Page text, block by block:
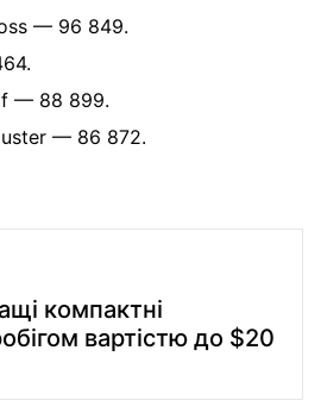
— 96 849.
— 88 899.
— 86 872.
компактні
вартістю до $20